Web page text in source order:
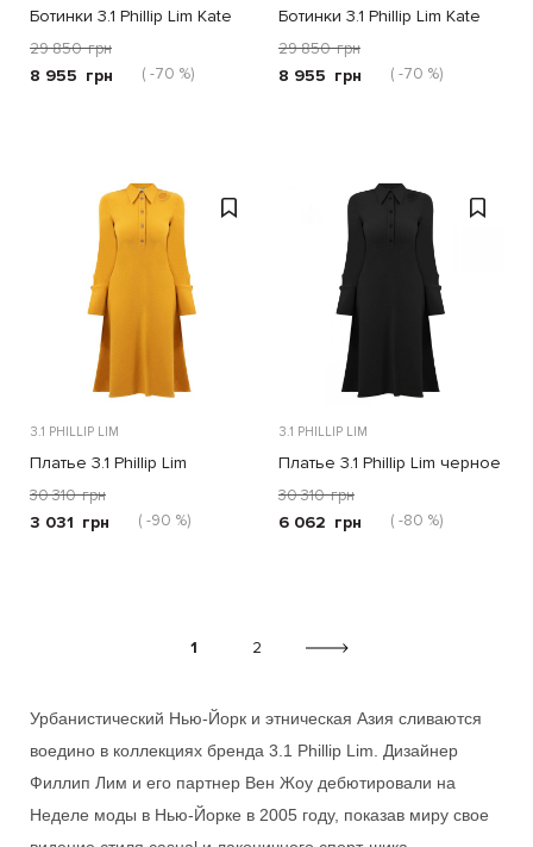
Ботинки 3.1 Phillip Lim Kate
черные
29 850 грн
8 955 грн ( -70 %)
Ботинки 3.1 Phillip Lim Kate
оливковые
29 850 грн
8 955 грн ( -70 %)
3.1 PHILLIP LIM
Платье 3.1 Phillip Lim
горчичное
30 310 грн
3 031 грн ( -90 %)
3.1 PHILLIP LIM
Платье 3.1 Phillip Lim черное
30 310 грн
6 062 грн ( -80 %)
1 2
Урбанистический Нью-Йорк и этническая Азия сливаются
воедино в коллекциях бренда 3.1 Phillip Lim.
Дизайнер
Филлип Лим и его партнер Вен Жоу дебютировали на
Неделе моды в Нью-Йорке в 2005 году, показав миру свое